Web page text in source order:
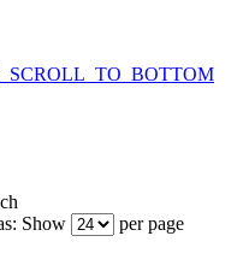
Show
per page